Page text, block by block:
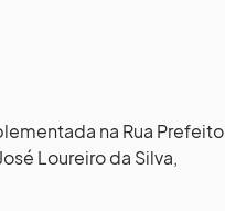
na Rua Prefeito
Loureiro da Silva,